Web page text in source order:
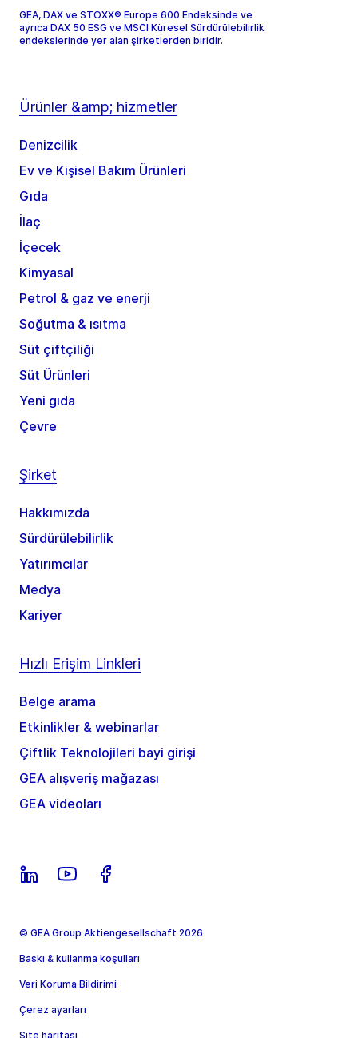
GEA, DAX ve STOXX® Europe 600 Endeksinde ve
ayrıca DAX 50 ESG ve MSCI Küresel Sürdürülebilirlik
endekslerinde yer alan şirketlerden biridir.
Ürünler &amp; hizmetler
Denizcilik
Ev ve Kişisel Bakım Ürünleri
Gıda
İlaç
İçecek
Kimyasal
Petrol & gaz ve enerji
Soğutma & ısıtma
Süt çiftçiliği
Süt Ürünleri
Yeni gıda
Çevre
Şirket
Hakkımızda
Sürdürülebilirlik
Yatırımcılar
Medya
Kariyer
Hızlı Erişim Linkleri
Belge arama
Etkinlikler & webinarlar
Çiftlik Teknolojileri bayi girişi
GEA alışveriş mağazası
GEA videoları
© GEA Group Aktiengesellschaft 2026
Baskı & kullanma koşulları
Veri Koruma Bildirimi
Çerez ayarları
Site haritası